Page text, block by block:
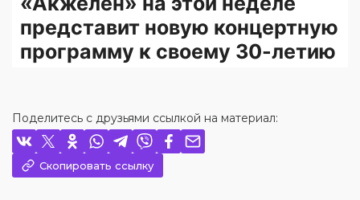
Поделитесь с друзьями ссылкой на материал:
Скопировать ссылку